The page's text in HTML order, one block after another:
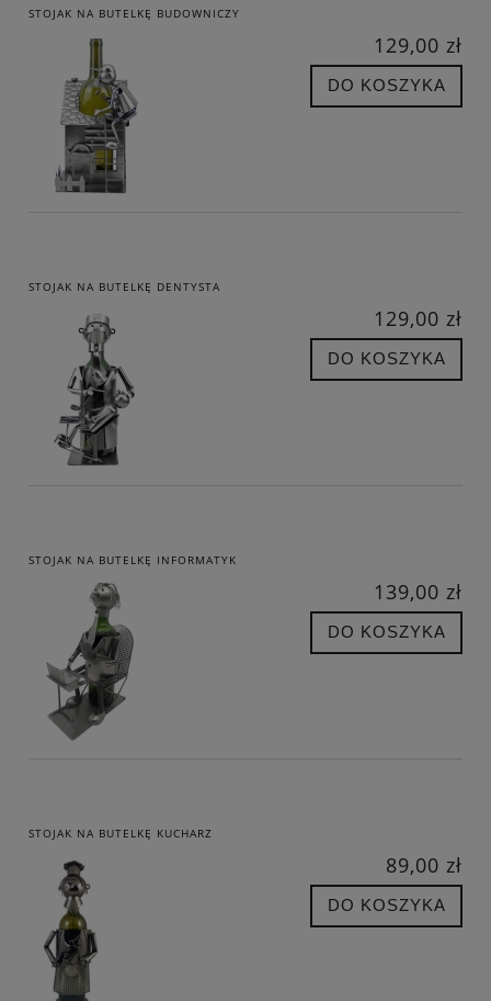
STOJAK NA BUTELKĘ BUDOWNICZY
129,00 zł
DO KOSZYKA
STOJAK NA BUTELKĘ DENTYSTA
129,00 zł
DO KOSZYKA
STOJAK NA BUTELKĘ INFORMATYK
139,00 zł
DO KOSZYKA
STOJAK NA BUTELKĘ KUCHARZ
89,00 zł
DO KOSZYKA